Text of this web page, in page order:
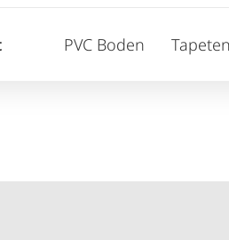
durchsuchen
PVC Boden